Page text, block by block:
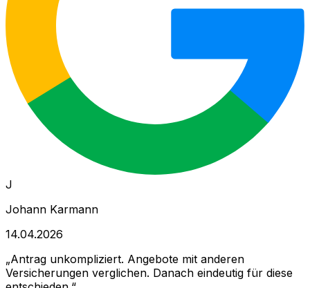
J
Johann Karmann
14.04.2026
Antrag unkompliziert. Angebote mit anderen
Versicherungen verglichen. Danach eindeutig für diese